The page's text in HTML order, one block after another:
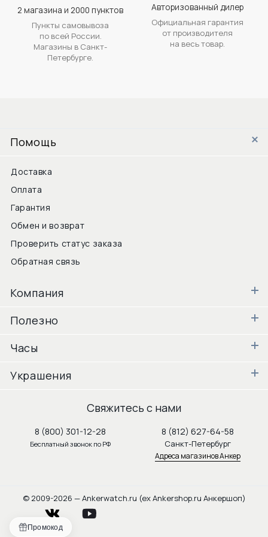
Промокод
2 магазина и 2000 пунктов
Пункты самовывоза
по всей России.
Магазины в Санкт-
Петербурге.
Авторизованный дилер
Официальная гарантия
от производителя
на весь товар.
Помощь
Доставка
Оплата
Гарантия
Обмен и возврат
Проверить статус заказа
Обратная связь
Компания
Полезно
Часы
Украшения
Свяжитесь с нами
8 (800) 301-12-28
Бесплатный звонок по РФ
8 (812) 627-64-58
Санкт-Петербург
Адреса магазинов Анкер
© 2009-2026 — Ankerwatch.ru (ex Ankershop.ru Анкершоп)
vkontakte youtube